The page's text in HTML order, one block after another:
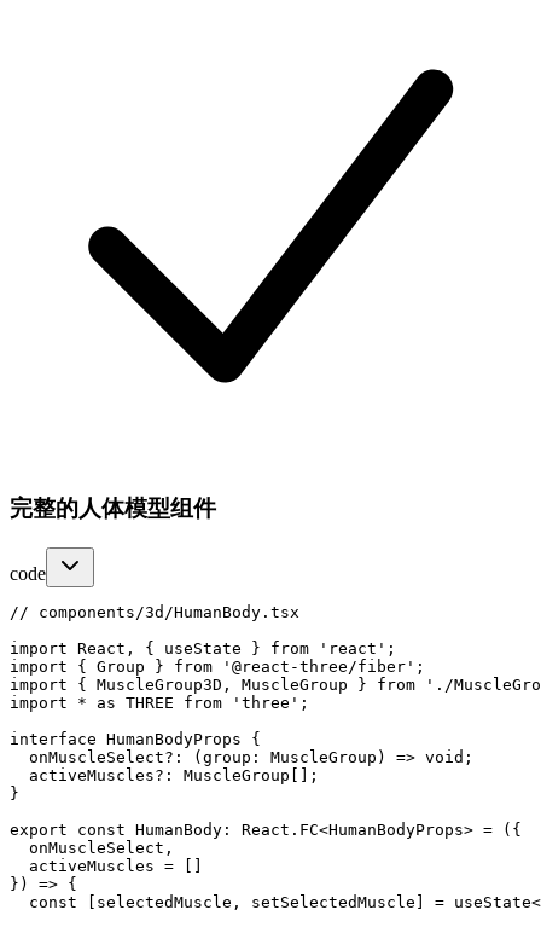
完整的人体模型组件
code
// components/3d/HumanBody.tsx
import React, { useState } from 'react';
import { Group } from '@react-three/fiber';
import { MuscleGroup3D, MuscleGroup } from './
import * as THREE from 'three';
interface HumanBodyProps {
  onMuscleSelect?: (group: MuscleGroup) => void;
  activeMuscles?: MuscleGroup[];
}
export const HumanBody: React.FC<HumanBodyProps> = ({
  onMuscleSelect,
  activeMuscles = []
}) => {
const [selectedMuscle, setSelectedMuscle] =